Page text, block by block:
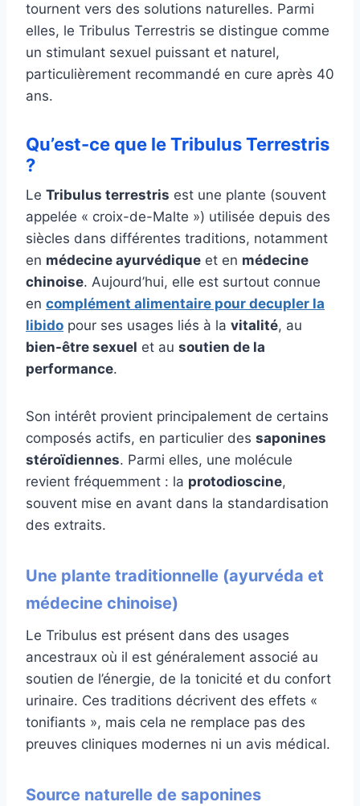
tournent vers des solutions naturelles. Parmi
elles, le Tribulus Terrestris se distingue comme
un stimulant sexuel puissant et naturel,
particulièrement recommandé en cure après 40
ans.
Qu’est-ce que le Tribulus Terrestris
?
Le Tribulus terrestris est une plante (souvent
appelée « croix-de-Malte ») utilisée depuis des
siècles dans différentes traditions, notamment
en médecine ayurvédique et en médecine
chinoise. Aujourd’hui, elle est surtout connue
en complément alimentaire pour decupler la
libido pour ses usages liés à la vitalité, au
bien-être sexuel et au soutien de la
performance.
Son intérêt provient principalement de certains
composés actifs, en particulier des saponines
stéroïdiennes. Parmi elles, une molécule
revient fréquemment : la protodioscine,
souvent mise en avant dans la standardisation
des extraits.
Une plante traditionnelle (ayurvéda et
médecine chinoise)
Le Tribulus est présent dans des usages
ancestraux où il est généralement associé au
soutien de l’énergie, de la tonicité et du confort
urinaire. Ces traditions décrivent des effets «
tonifiants », mais cela ne remplace pas des
preuves cliniques modernes ni un avis médical.
Source naturelle de saponines